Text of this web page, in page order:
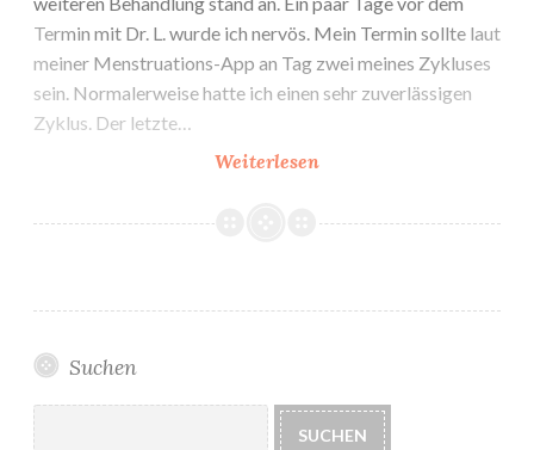
Termin mit Dr. L. wurde ich nervös. Mein Termin sollte laut
meiner Menstruations-App an Tag zwei meines Zykluses
sein. Normalerweise hatte ich einen sehr zuverlässigen
Zyklus. Der letzte…
WeiterlesenBehandlungsplan
Intrauterine
Clomifen
Suchen
SUCHEN